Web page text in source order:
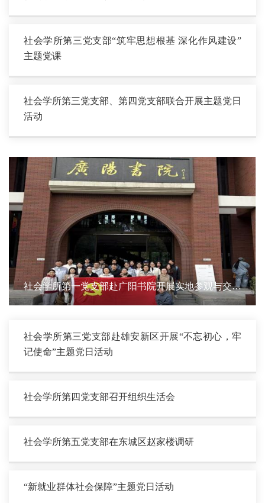
社会学所第三党支部“筑牢思想根基 深化作风建设”
主题党课
社会学所第三党支部、第四党支部联合开展主题党日
活动
社会学所第一党支部赴广阳书院开展实地参观与交流
社会学所第三党支部赴雄安新区开展“不忘初心，牢
记使命”主题党日活动
社会学所第四党支部召开组织生活会
社会学所第五党支部在东城区赵家楼调研
“新就业群体社会保障”主题党日活动